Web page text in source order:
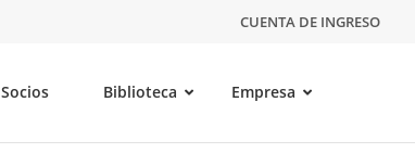
CUENTA DE INGRESO
Socios Biblioteca Empresa